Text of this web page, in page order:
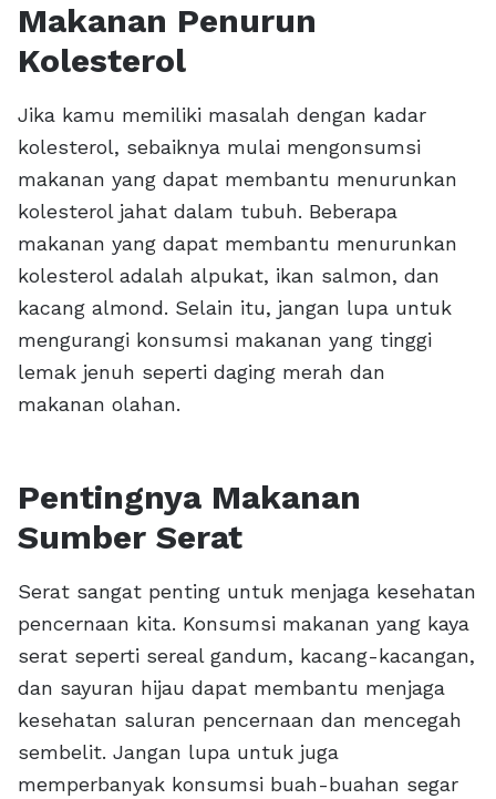
Makanan Penurun
Kolesterol
Jika kamu memiliki masalah dengan kadar
kolesterol, sebaiknya mulai mengonsumsi
makanan yang dapat membantu menurunkan
kolesterol jahat dalam tubuh. Beberapa
makanan yang dapat membantu menurunkan
kolesterol adalah alpukat, ikan salmon, dan
kacang almond. Selain itu, jangan lupa untuk
mengurangi konsumsi makanan yang tinggi
lemak jenuh seperti daging merah dan
makanan olahan.
Pentingnya Makanan
Sumber Serat
Serat sangat penting untuk menjaga kesehatan
pencernaan kita. Konsumsi makanan yang kaya
serat seperti sereal gandum, kacang-kacangan,
dan sayuran hijau dapat membantu menjaga
kesehatan saluran pencernaan dan mencegah
sembelit. Jangan lupa untuk juga
memperbanyak konsumsi buah-buahan segar